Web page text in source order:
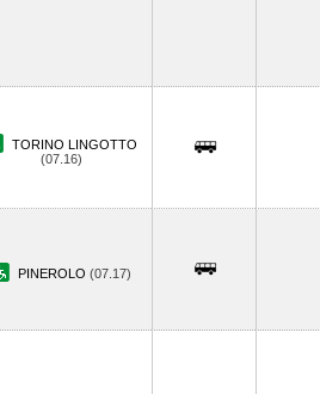
TORINO LINGOTTO
(07.16)
PINEROLO (07.17)